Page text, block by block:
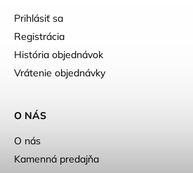
Prihlásiť sa
Registrácia
História objednávok
Vrátenie objednávky
O NÁS
O nás
Kamenná predajňa